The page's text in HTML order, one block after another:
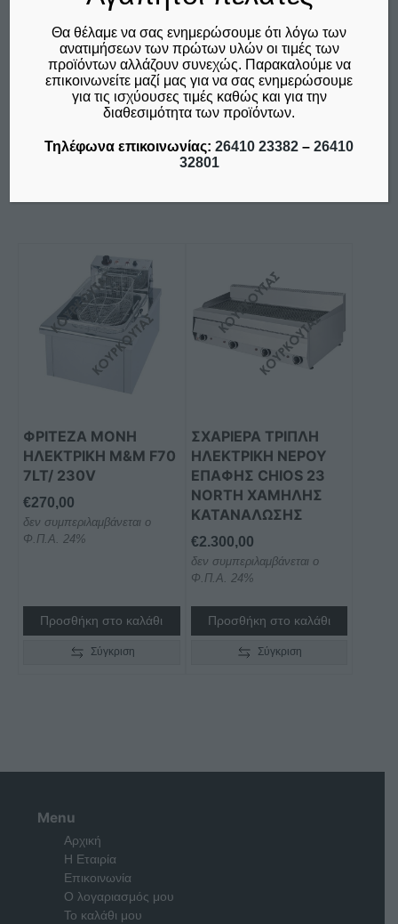
4LT+4LT Μ&Μ
310,00
δεν συμπεριλαμβάνεται ο
Φ.Π.Α. 24%
Προσθήκη στο καλάθι
€325,00
δεν συμπεριλαμβάνεται ο
Φ.Π.Α. 24%
Προσθήκη στο καλάθι
ΦΡΙΤΕΖΑ ΜΟΝΗ
ΗΛΕΚΤΡΙΚΗ M&M F70
7LT/ 230V
€270,00
δεν συμπεριλαμβάνεται ο
Φ.Π.Α. 24%
Προσθήκη στο καλάθι
Σύγκριση
ΣΧΑΡΙΕΡΑ ΤΡΙΠΛΗ
ΗΛΕΚΤΡΙΚΗ ΝΕΡΟΥ
ΕΠΑΦΗΣ CHIOS 23
NORTH ΧΑΜΗΛΗΣ
ΚΑΤΑΝΑΛΩΣΗΣ
€2.300,00
δεν συμπεριλαμβάνεται ο
Φ.Π.Α. 24%
Προσθήκη στο καλάθι
Σύγκριση
Menu
Αρχική
Η Εταιρία
Επικοινωνία
Ο λογαριασμός μου
Το καλάθι μου
Θα θέλαμε να σας ενημερώσουμε ότι λόγω των
ανατιμήσεων των πρώτων υλών οι τιμές των
προϊόντων αλλάζουν συνεχώς. Παρακαλούμε να
επικοινωνείτε μαζί μας για να σας ενημερώσουμε
για τις ισχύουσες τιμές καθώς και για την
διαθεσιμότητα των προϊόντων.
Τηλέφωνα επικοινωνίας: 26410 23382 – 26410
32801